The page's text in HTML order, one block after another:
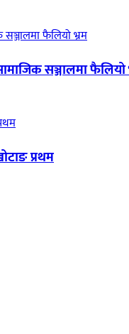
सञ्जालमा फैलियो
प्रथम